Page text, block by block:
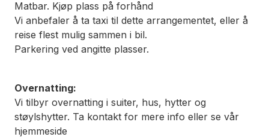
Matbar. Kjøp plass på forhånd
Vi anbefaler å ta taxi til dette arrangementet, eller å
reise flest mulig sammen i bil.
Parkering ved angitte plasser.
Overnatting:
Vi tilbyr overnatting i suiter, hus, hytter og
støylshytter. Ta kontakt for mere info eller se vår
hjemmeside